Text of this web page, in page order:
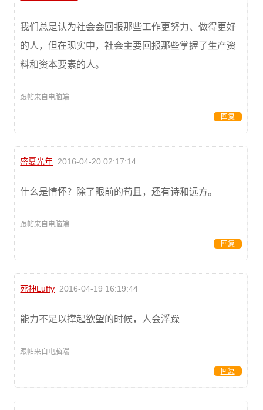
我们总是认为社会会回报那些工作更努力、做得更好
的人，但在现实中，社会主要回报那些掌握了生产资
料和资本要素的人。
跟帖来自电脑端
回复
盛夏光年 2016-04-20 02:17:14
什么是情怀？除了眼前的苟且，还有诗和远方。
跟帖来自电脑端
回复
死神Luffy 2016-04-19 16:19:44
能力不足以撑起欲望的时候，人会浮躁
跟帖来自电脑端
回复